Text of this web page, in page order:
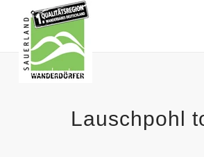
Lauschpohl